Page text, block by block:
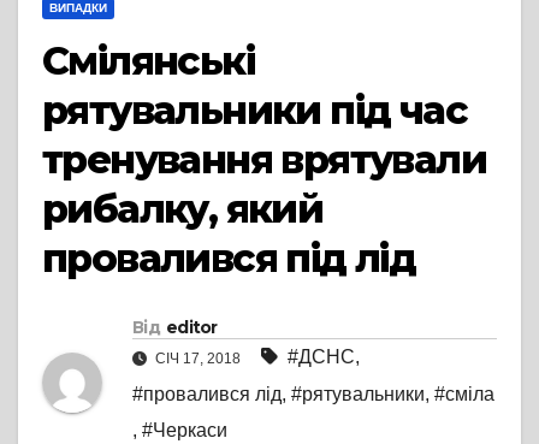
ВИПАДКИ
Смілянські
рятувальники під час
тренування врятували
рибалку, який
провалився під лід
Від editor
СІЧ 17, 2018 #ДСНС,
#провалився лід, #рятувальники, #сміла
, #Черкаси